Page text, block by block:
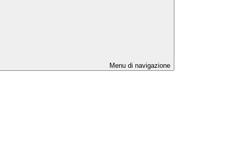
Menu di navigazione